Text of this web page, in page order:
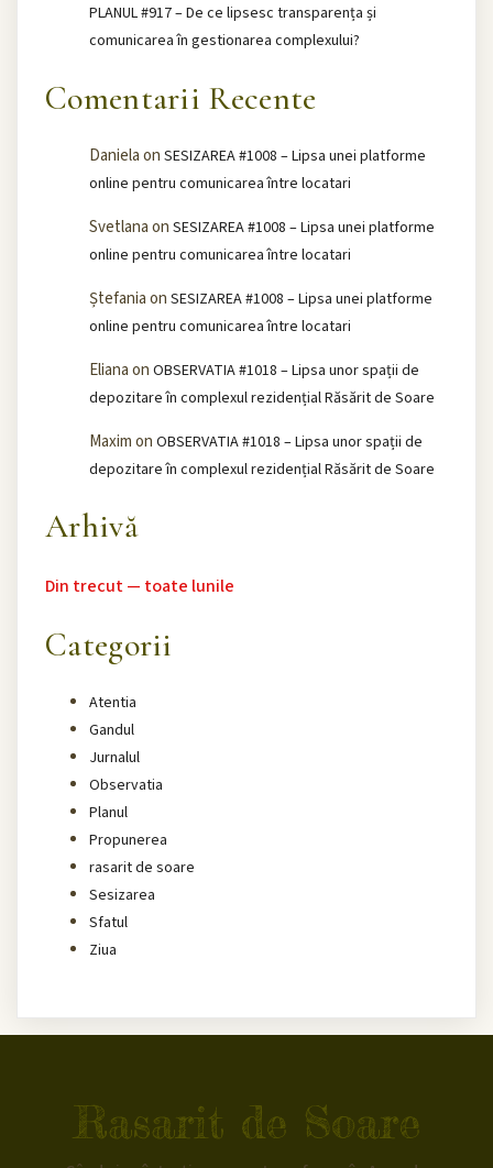
PLANUL #917 – De ce lipsesc transparența și
comunicarea în gestionarea complexului?
Comentarii Recente
Danielaon SESIZAREA #1008 – Lipsa unei platforme
online pentru comunicarea între locatari
Svetlanaon SESIZAREA #1008 – Lipsa unei platforme
online pentru comunicarea între locatari
Ștefaniaon SESIZAREA #1008 – Lipsa unei platforme
online pentru comunicarea între locatari
Elianaon OBSERVATIA #1018 – Lipsa unor spații de
depozitare în complexul rezidențial Răsărit de Soare
Maximon OBSERVATIA #1018 – Lipsa unor spații de
depozitare în complexul rezidențial Răsărit de Soare
Arhivă
Din trecut — toate lunile
Categorii
Atentia
Gandul
Jurnalul
Observatia
Planul
Propunerea
rasarit de soare
Sesizarea
Sfatul
Ziua
Rasarit de Soare